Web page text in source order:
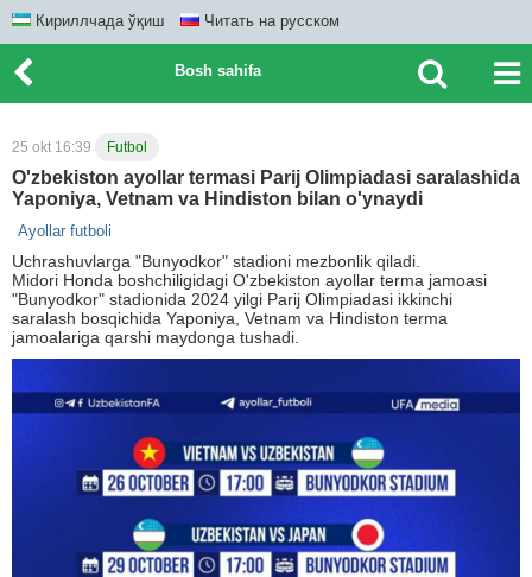
Кириллчада ўқиш Читать на русском
Bosh sahifa
25 okt 16:39 Futbol
O'zbekiston ayollar termasi Parij Olimpiadasi saralashida
Yaponiya, Vetnam va Hindiston bilan o'ynaydi
Ayollar futboli
Uchrashuvlarga "Bunyodkor" stadioni mezbonlik qiladi.
Midori Honda boshchiligidagi O'zbekiston ayollar terma jamoasi
"Bunyodkor" stadionida 2024 yilgi Parij Olimpiadasi ikkinchi
saralash bosqichida Yaponiya, Vetnam va Hindiston terma
jamoalariga qarshi maydonga tushadi.